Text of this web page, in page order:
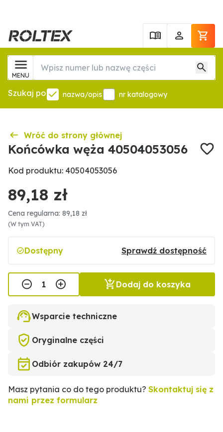
MENU
Szukaj po nazwa/opis nr katalogowy
Wróć do strony głównej
Końcówka węża 40504053056
Kod produktu: 40504053056
89,18 zł
Cena regularna: 89,18 zł
(W tym VAT)
Dostępny Sprawdź dostępność
Dodaj do koszyka
Wsparcie techniczne
Oryginalne części
Odbiór zakupów 24/7
Masz pytania co do tego produktu? Skontaktuj się z
nami przez formularz